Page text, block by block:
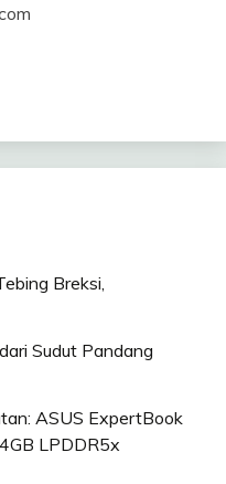
Breksi,
Sudut Pandang
ASUS ExpertBook
LPDDR5x